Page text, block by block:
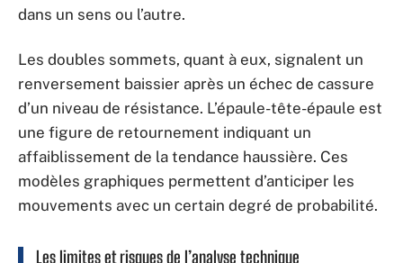
dans un sens ou l’autre.
Les doubles sommets, quant à eux, signalent un
renversement baissier après un échec de cassure
d’un niveau de résistance. L’épaule-tête-épaule est
une figure de retournement indiquant un
affaiblissement de la tendance haussière. Ces
modèles graphiques permettent d’anticiper les
mouvements avec un certain degré de probabilité.
Les limites et risques de l’analyse technique